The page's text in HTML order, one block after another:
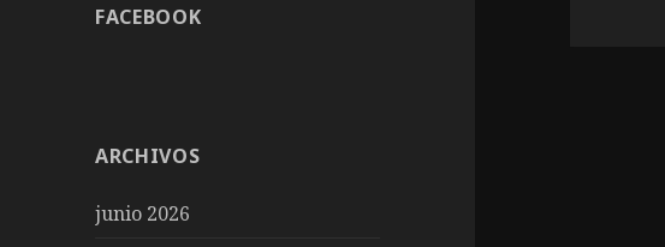
FACEBOOK
ARCHIVOS
junio 2026